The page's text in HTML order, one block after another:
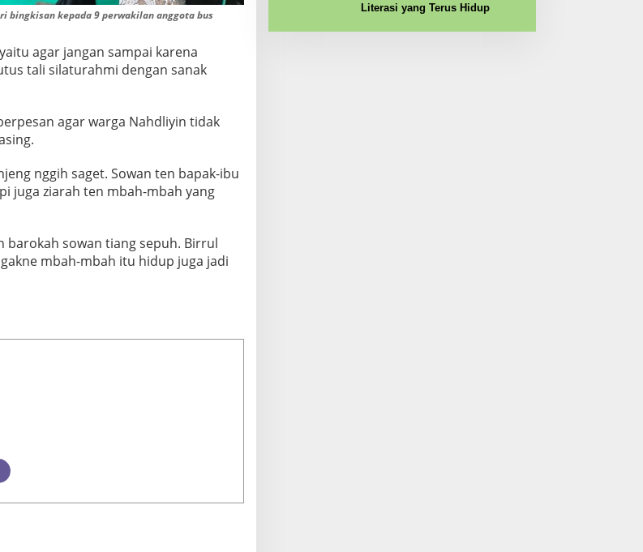
bingkisan kepada 9 perwakilan anggota bus
agar jangan sampai karena
tali silaturahmi dengan sanak
agar warga Nahdliyin tidak
nggih saget. Sowan ten bapak-ibu
juga ziarah ten mbah-mbah yang
barokah sowan tiang sepuh. Birrul
mbah-mbah itu hidup juga jadi
Literasi yang Terus Hidup